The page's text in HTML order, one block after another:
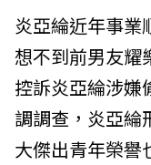
炎亞綸近年事業
想不到前男友耀
控訴炎亞綸涉嫌
調調查，炎亞綸
大傑出青年榮譽